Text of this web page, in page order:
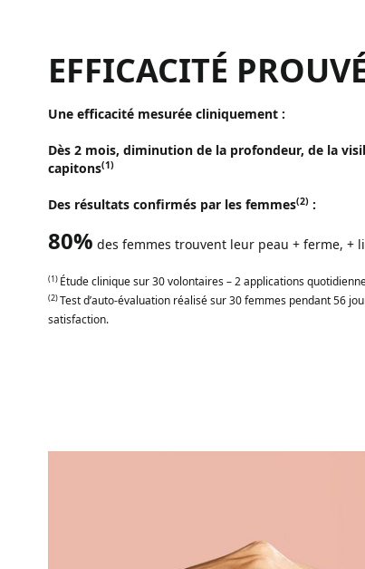
EFFICACITÉ
Une efficacité mesurée cliniquement :
Dès 2 mois, diminution de la profondeur, de la
capitons(1)
Des résultats confirmés par les femmes(2) :
80% des femmes trouvent leur peau + ferme, +
(1) Étude clinique sur 30 volontaires – 2 applications
(2)Test d’auto-évaluation réalisé sur 30 femmes pendant 56
satisfaction.